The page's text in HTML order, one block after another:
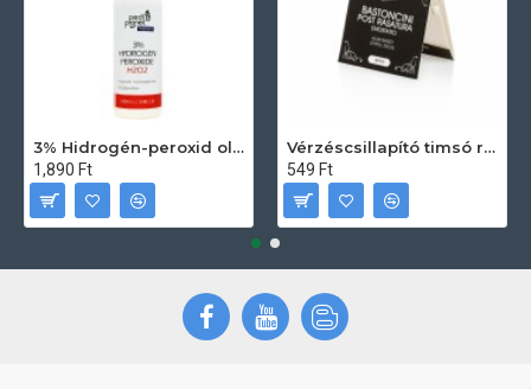
3% Hidrogén-peroxid oldat (sebfertőtlenítő) 100ml
1,890 Ft
Vérzéscsillapító timsó rúd 20db
549 Ft